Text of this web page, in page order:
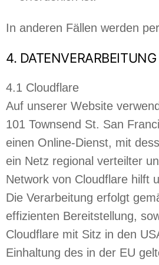
In anderen Fällen werden
4.
4.1 Cloudflare
Auf unserer Website
101 Townsend St. San
einen Online-Dienst, mit
ein Netz regional verteilter
Network von Cloudflare hilft
Die Verarbeitung erfolgt
effizienten Bereitstellung,
Cloudflare mit Sitz in den
Einhaltung des in der EU